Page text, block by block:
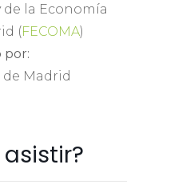
de la Economía
(FECOMA)
por:
Madrid
asistir?